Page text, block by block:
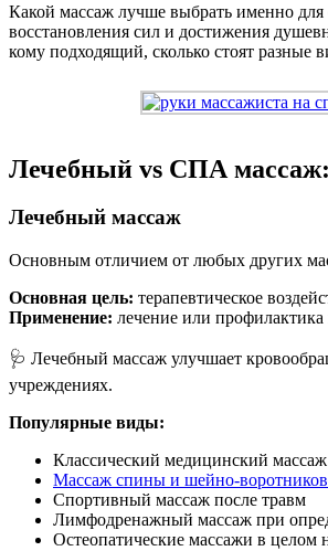
Какой массаж лучше выбрать именно
восстановления сил и достижения
кому подходящий, сколько стоят разные
Лечебный vs СПА
Лечебный массаж
Основным отличием от любых других
Основная цель: терапевтическое
Применение: лечение или
🩺 Лечебный массаж улучшает
учреждениях.
Популярные виды:
Классический медицинский массаж
Массаж спины и шейно-
Спортивный массаж после травм
Лимфодренажный массаж при
Остеопатические массажи в целом